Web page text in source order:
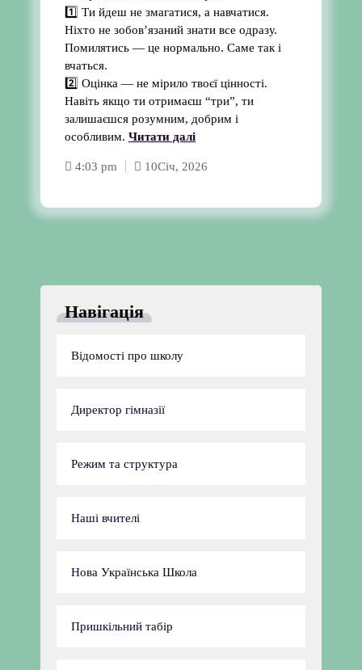
1️⃣ Ти йдеш не змагатися, а навчатися.
Ніхто не зобов’язаний знати все одразу.
Помилятись — це нормально. Саме так і
вчаться.
2️⃣ Оцінка — не мірило твоєї цінності.
Навіть якщо ти отримаєш “три”, ти
залишаєшся розумним, добрим і
особливим. Читати далі
4:03 pm 10Січ, 2026
Навігація
Відомості про школу
Директор гімназії
Режим та структура
Наші вчителі
Нова Українська Школа
Пришкільний табір